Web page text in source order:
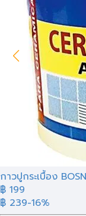
กาวปูกระเบื้อง
฿ 199
฿ 239-16%